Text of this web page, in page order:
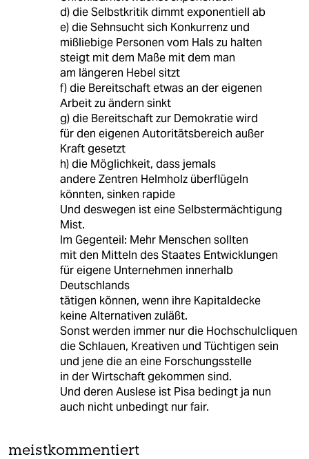
d) die Selbstkritik dimmt exponentiell ab
e) die Sehnsucht sich Konkurrenz und
mißliebige Personen vom Hals zu halten
steigt mit dem Maße mit dem man
am längeren Hebel sitzt
f) die Bereitschaft etwas an der eigenen
Arbeit zu ändern sinkt
g) die Bereitschaft zur Demokratie wird
für den eigenen Autoritätsbereich außer
Kraft gesetzt
h) die Möglichkeit, dass jemals
andere Zentren Helmholz überflügeln
könnten, sinken rapide
Und deswegen ist eine Selbstermächtigung
Mist.
Im Gegenteil: Mehr Menschen sollten
mit den Mitteln des Staates Entwicklungen
für eigene Unternehmen innerhalb
Deutschlands
tätigen können, wenn ihre Kapitaldecke
keine Alternativen zuläßt.
Sonst werden immer nur die Hochschulcliquen
die Schlauen, Kreativen und Tüchtigen sein
und jene die an eine Forschungsstelle
in der Wirtschaft gekommen sind.
Und deren Auslese ist Pisa bedingt ja nun
auch nicht unbedingt nur fair.
meistkommentiert